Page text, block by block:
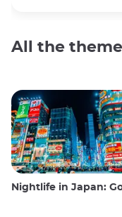
All the
Nightlife in Japan: Going out, seeing and